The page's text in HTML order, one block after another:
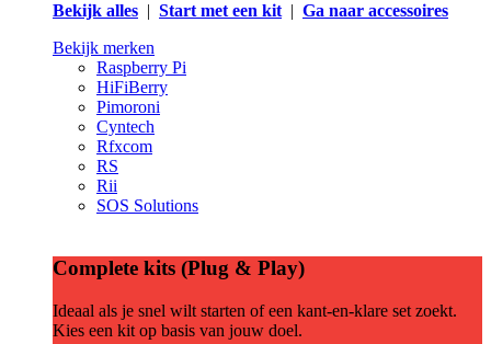
Bekijk alles | Start met een kit| Ga naar accessoires
Bekijk merken
Raspberry Pi
HiFiBerry
Pimoroni
Cyntech
Rfxcom
RS
Rii
SOS Solutions
Complete kits (Plug & Play)
Ideaal als je snel wilt starten of een kant-en-klare set zoekt.
Kies een kit op basis van jouw doel.